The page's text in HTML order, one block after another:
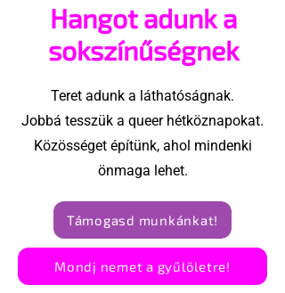
megvalósításában
Hangot adunk a
sokszínűségnek
Teret adunk a láthatóságnak.
Jobbá tesszük a queer hétköznapokat.
Közösséget építünk, ahol mindenki
önmaga lehet.
Támogasd munkánkat!
Mondj nemet a gyűlöletre!